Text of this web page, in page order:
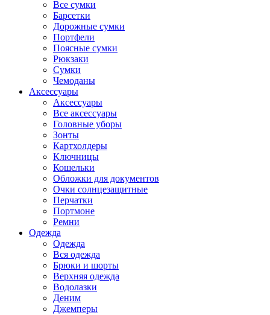
Все сумки
Барсетки
Дорожные сумки
Портфели
Поясные сумки
Рюкзаки
Сумки
Чемоданы
Аксессуары
Аксессуары
Все аксессуары
Головные уборы
Зонты
Картхолдеры
Ключницы
Кошельки
Обложки для документов
Очки солнцезащитные
Перчатки
Портмоне
Ремни
Одежда
Одежда
Вся одежда
Брюки и шорты
Верхняя одежда
Водолазки
Деним
Джемперы